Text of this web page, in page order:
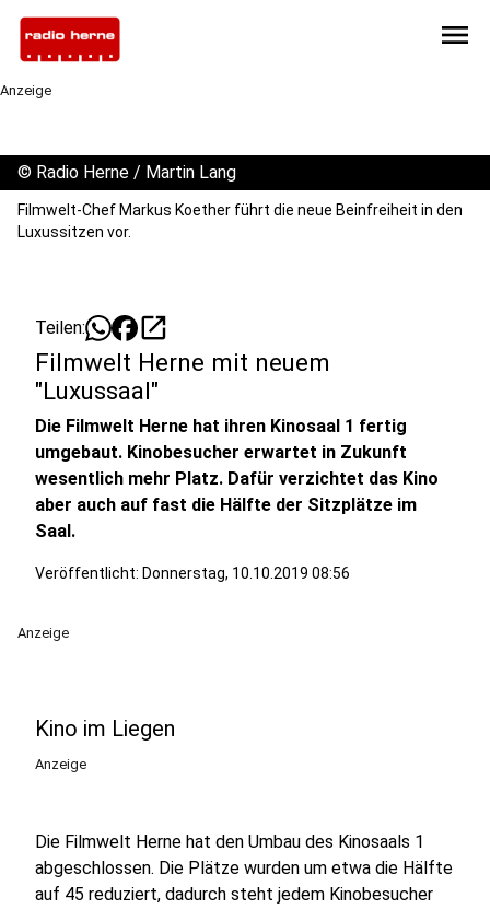
menu
Anzeige
© Radio Herne / Martin Lang
Filmwelt-Chef Markus Koether führt die neue Beinfreiheit in den
Luxussitzen vor.
Teilen: open_in_new
Filmwelt Herne mit neuem
"Luxussaal"
Die Filmwelt Herne hat ihren Kinosaal 1 fertig
umgebaut. Kinobesucher erwartet in Zukunft
wesentlich mehr Platz. Dafür verzichtet das Kino
aber auch auf fast die Hälfte der Sitzplätze im
Saal.
Veröffentlicht: Donnerstag, 10.10.2019 08:56
Anzeige
Kino im Liegen
Anzeige
Die Filmwelt Herne hat den Umbau des Kinosaals 1
abgeschlossen. Die Plätze wurden um etwa die Hälfte
auf 45 reduziert, dadurch steht jedem Kinobesucher